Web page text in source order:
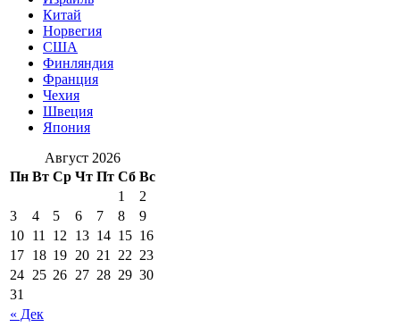
Китай
Норвегия
США
Финляндия
Франция
Чехия
Швеция
Япония
Август 2026
Пн Вт Ср Чт Пт Сб Вс
« Дек
1
2
3
4 5 6 7 8
9
10 11 12 13 14 15 16
17 18 19 20 21 22 23
24 25 26 27 28 29 30
31